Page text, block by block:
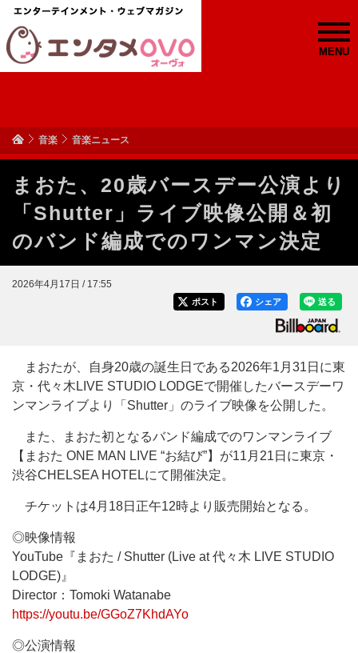
MENU
音楽 音楽ニュース
まおた、20歳バースデー公演より
「Shutter」ライブ映像公開＆初
のバンド編成でのワンマン決定
2026年4月17日 / 17:55
送る
シェア
ポスト
まおたが、自身20歳の誕生日である2026年1月31日に東
京・代々木LIVE STUDIO LODGEで開催したバースデーワ
ンマンライブより「Shutter」のライブ映像を公開した。
また、まおた初となるバンド編成でのワンマンライブ
【まおた ONE MAN LIVE “お結び”】が11月21日に東京・
渋谷CHELSEA HOTELにて開催決定。
チケットは4月18日正午12時より販売開始となる。
◎映像情報
YouTube『まおた / Shutter (Live at 代々木 LIVE STUDIO
LODGE)』
Director：Tomoki Watanabe
https://youtu.be/GGoZ7KhdAYo
◎公演情報